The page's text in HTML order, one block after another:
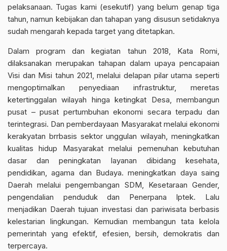
pelaksanaan. Tugas kami (esekutif) yang belum genap tiga
tahun, namun kebijakan dan tahapan yang disusun setidaknya
sudah mengarah kepada target yang ditetapkan.
Dalam program dan kegiatan tahun 2018, Kata Romi,
dilaksanakan merupakan tahapan dalam upaya pencapaian
Visi dan Misi tahun 2021, melalui delapan pilar utama seperti
mengoptimalkan penyediaan infrastruktur, meretas
ketertinggalan wilayah hinga ketingkat Desa, membangun
pusat – pusat pertumbuhan ekonomi secara terpadu dan
terintegrasi. Dan pemberdayaan Masyarakat melalui ekonomi
kerakyatan brrbasis sektor unggulan wilayah, meningkatkan
kualitas hidup Masyarakat melalui pemenuhan kebutuhan
dasar dan peningkatan layanan dibidang kesehata,
pendidikan, agama dan Budaya. meningkatkan daya saing
Daerah melalui pengembangan SDM, Kesetaraan Gender,
pengendalian penduduk dan Penerpana Iptek. Lalu
menjadikan Daerah tujuan investasi dan pariwisata berbasis
kelestarian lingkungan. Kemudian membangun tata kelola
pemerintah yang efektif, efesien, bersih, demokratis dan
terpercaya.